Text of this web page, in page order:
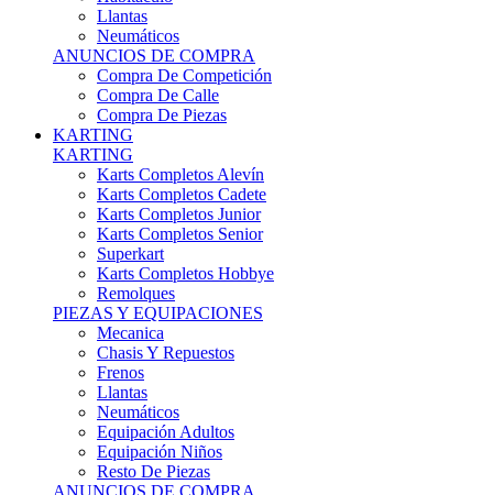
Neumáticos
ANUNCIOS DE COMPRA
Compra De Competición
Compra De Calle
Compra De Piezas
KARTING
KARTING
Karts Completos Alevín
Karts Completos Cadete
Karts Completos Junior
Karts Completos Senior
Superkart
Karts Completos Hobbye
Remolques
PIEZAS Y EQUIPACIONES
Mecanica
Chasis Y Repuestos
Frenos
Llantas
Neumáticos
Equipación Adultos
Equipación Niños
Resto De Piezas
ANUNCIOS DE COMPRA
Compra De Karts